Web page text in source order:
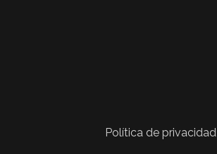
Política de privacidad